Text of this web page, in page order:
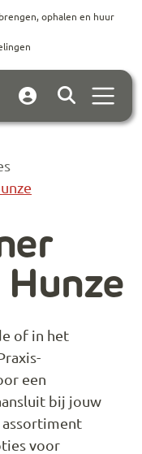
hoofdinhoud
footer
ophalen en huur
Account
Hunze
of in het
een
bij jouw
voor